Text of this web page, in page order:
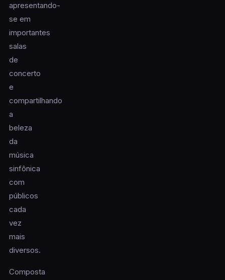
apresentando-
se em
importantes
salas
de
concerto
e
compartilhando
a
beleza
da
música
sinfônica
com
públicos
cada
vez
mais
diversos.
Composta